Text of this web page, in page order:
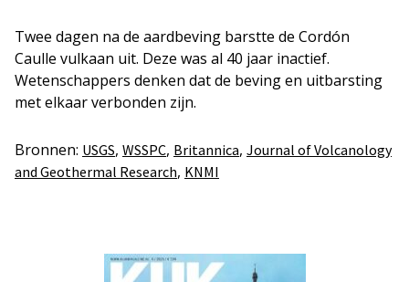
Twee dagen na de aardbeving barstte de Cordón
Caulle vulkaan uit. Deze was al 40 jaar inactief.
Wetenschappers denken dat de beving en uitbarsting
met elkaar verbonden zijn.
Bronnen: USGS, WSSPC, Britannica, Journal of Volcanology
and Geothermal Research, KNMI